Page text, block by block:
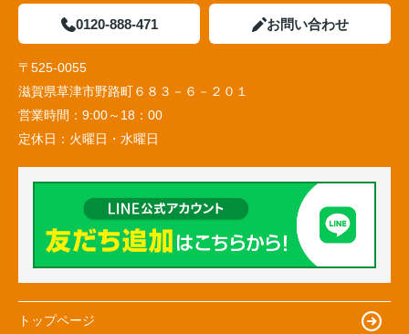
0120-888-471 お問い合わせ
〒525-0055
滋賀県草津市野路町６８３－６－２０１
営業時間： 9:00～18：00
定休日： 火曜日・水曜日
トップページ